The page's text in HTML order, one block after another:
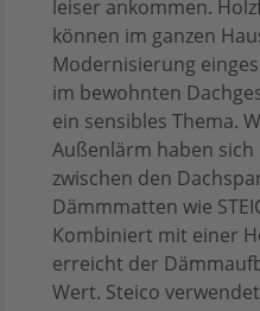
leiser ankommen.
können im ganzen
Modernisierung
im bewohnten
ein sensibles Thema.
Außenlärm haben sich
zwischen den
Dämmmatten wie
Kombiniert mit einer
erreicht der
Wert. Steico